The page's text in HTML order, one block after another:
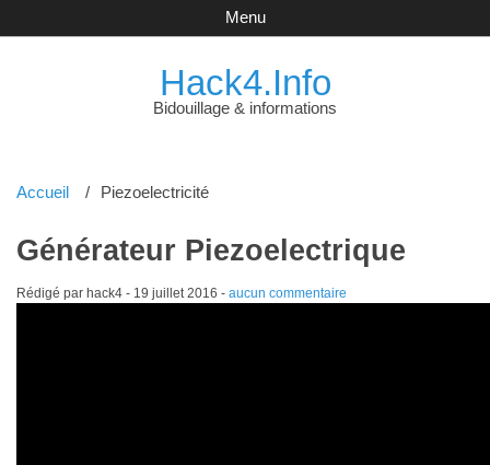
Hack4.Info
Bidouillage & informations
Menu
Accueil Piezoelectricité
Générateur Piezoelectrique
Rédigé par hack4 - 19 juillet 2016 - aucun commentaire